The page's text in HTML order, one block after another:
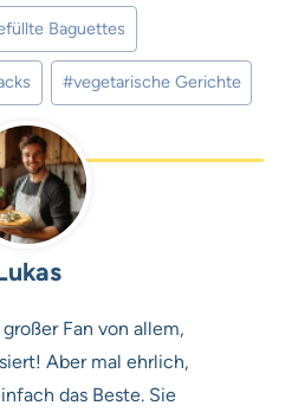
Baguettes
#vegetarische Gerichte
Fan von allem,
Aber mal ehrlich,
das Beste. Sie